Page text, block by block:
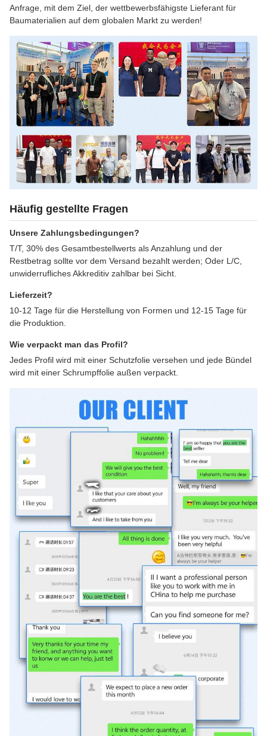
Anfrage, mit dem Ziel, der wettbewerbsfähigste Lieferant für
Baumaterialien auf dem globalen Markt zu werden!
Häufig gestellte Fragen
Unsere Zahlungsbedingungen?
T/T, 30% des Gesamtbestellwerts als Anzahlung und der
Restbetrag sollte vor dem Versand bezahlt werden; Oder L/C,
unwiderrufliches Akkreditiv zahlbar bei Sicht.
Lieferzeit?
10-12 Tage für die Herstellung von Formen und 12-15 Tage für
die Produktion.
Wie verpackt man das Profil?
Jedes Profil wird mit einer Schutzfolie versehen und jede Bündel
wird mit einer Schrumpffolie außen verpackt.